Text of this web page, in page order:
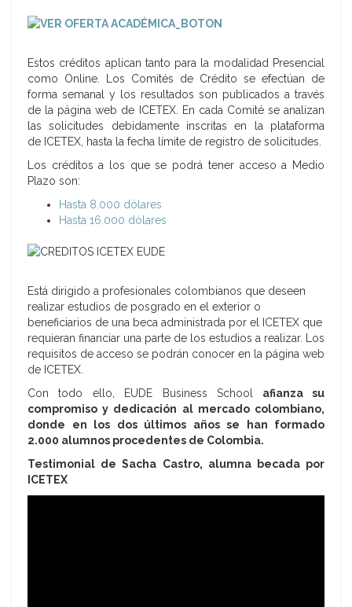
Estos créditos aplican tanto para la modalidad Presencial
como Online. Los Comités de Crédito se efectúan de
forma semanal y los resultados son publicados a través
de la página web de ICETEX. En cada Comité se analizan
las solicitudes debidamente inscritas en la plataforma
de ICETEX, hasta la fecha límite de registro de solicitudes.
Los créditos a los que se podrá tener acceso a Medio
Plazo son:
Hasta 8.000 dólares
Hasta 16.000 dólares
Está dirigido a profesionales colombianos que deseen
realizar estudios de posgrado en el exterior o
beneficiarios de una beca administrada por el ICETEX que
requieran financiar una parte de los estudios a realizar. Los
requisitos de acceso se podrán conocer en la página web
de ICETEX.
Con todo ello, EUDE Business School afianza su
compromiso y dedicación al mercado colombiano,
donde en los dos últimos años se han formado
2.000 alumnos procedentes de Colombia.
Testimonial de Sacha Castro, alumna becada por
ICETEX